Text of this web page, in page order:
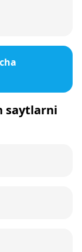
saytlarni